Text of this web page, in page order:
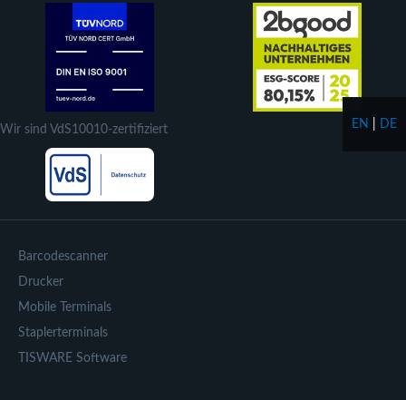
Wir sind VdS10010-zertifiziert
Barcodescanner
Drucker
Mobile Terminals
Staplerterminals
TISWARE Software
EN DE